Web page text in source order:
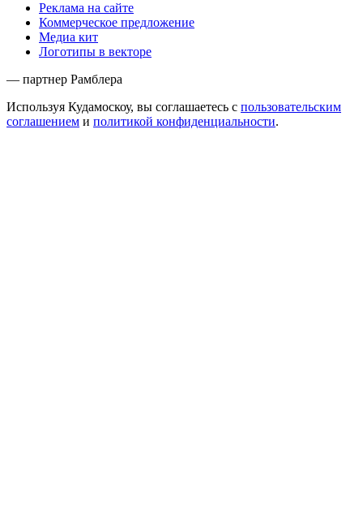
Реклама на сайте
Коммерческое предложение
Медиа кит
Логотипы в векторе
— партнер Рамблера
Используя Кудамоскоу, вы соглашаетесь с пользовательским
соглашением и политикой конфиденциальности.